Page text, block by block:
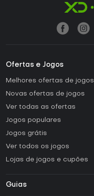
Ofertas e Jogos
Melhores ofertas de jogos
Novas ofertas de jogos
Ver todas as ofertas
Jogos populares
Jogos grátis
Ver todos os jogos
Lojas de jogos e cupões
Guias